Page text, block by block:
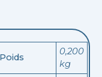
Poids
0,200
kg